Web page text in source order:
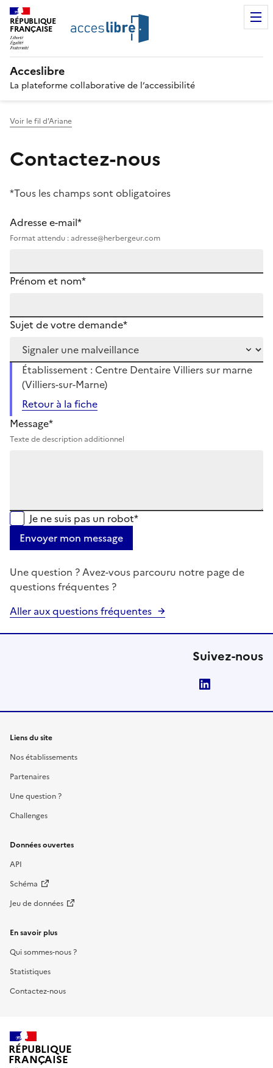
RÉPUBLIQUE
FRANÇAISE
Acceslibre
La plateforme collaborative de l’accessibilité
Voir le fil d'Ariane
Contactez-nous
*Tous les champs sont obligatoires
Adresse e-mail*
Format attendu : adresse@herbergeur.com
Prénom et nom*
Sujet de votre demande*
Établissement : Centre Dentaire Villiers sur marne
(Villiers-sur-Marne)
Retour à la fiche
Message*
Texte de description additionnel
Je ne suis pas un robot*
Envoyer mon message
Une question ? Avez-vous parcouru notre page de
questions fréquentes ?
Aller aux questions fréquentes
Suivez-nous
Liens du site
Nos établissements
Partenaires
Une question ?
Challenges
Données ouvertes
API
Schéma
Jeu de données
En savoir plus
Qui sommes-nous ?
Statistiques
Contactez-nous
RÉPUBLIQUE
FRANÇAISE